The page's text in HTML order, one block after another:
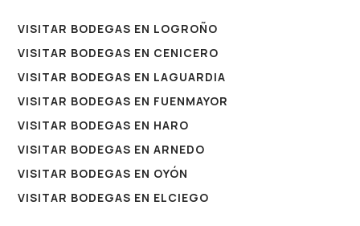
VISITAR BODEGAS EN LOGROÑO
VISITAR BODEGAS EN CENICERO
VISITAR BODEGAS EN LAGUARDIA
VISITAR BODEGAS EN FUENMAYOR
VISITAR BODEGAS EN HARO
VISITAR BODEGAS EN ARNEDO
VISITAR BODEGAS EN OYÓN
VISITAR BODEGAS EN ELCIEGO